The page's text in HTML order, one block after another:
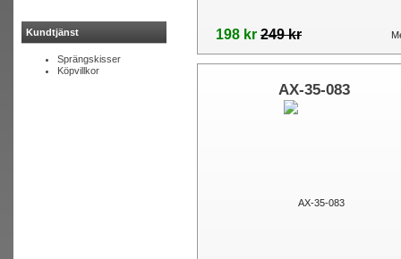
Kundtjänst
Sprängskisser
Köpvillkor
198 kr 249 kr
AX-35-083